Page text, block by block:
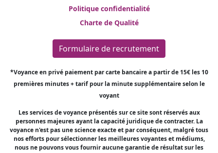
Politique confidentialité
Charte de Qualité
Formulaire de recrutement
*Voyance en privé paiement par carte bancaire a partir de 15€ les 10
premières minutes + tarif pour la minute supplémentaire selon le
voyant
Les services de voyance présentés sur ce site sont réservés aux
personnes majeures ayant la capacité juridique de contracter. La
voyance n'est pas une science exacte et par conséquent, malgré tous
nos efforts pour sélectionner les meilleures voyantes et médiums,
nous ne pouvons vous fournir aucune garantie de résultat sur les